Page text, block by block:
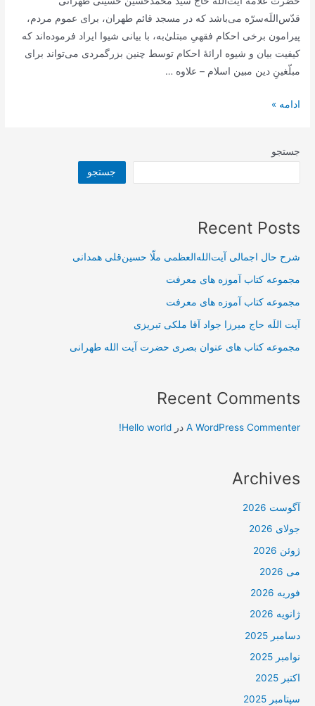
قدّس‌اللَه‌سرّه می‌باشد که در مسجد قائم طهران، برای عموم مردم،
پیرامون برخی احکام فقهیِ مبتلیٰ‌به، با بیانی شیوا ایراد فرموده‌اند که
کیفیت بیان و شیوه ارائۀ احکام توسط چنین بزرگمردی می‌تواند برای
مبلّغینِ دین مبین اسلام – علاوه …
پیش‌نویس
فقهی
احکام
و
ضمان
و
دیات
ادامه »
جستجو
جستجو
Recent Posts
شرح حال اجمالی آیت‌الله‌العظمی ملّا حسین‌قلی همدانی
مجموعه کتاب آموزه های معرفت
مجموعه کتاب آموزه های معرفت
آیت اللَه حاج میرزا جواد آقا ملکی تبریزی
مجموعه کتاب های عنوان بصری حضرت آیت الله طهرانی
Recent Comments
A WordPress Commenter درHello world!
Archives
آگوست 2026
جولای 2026
ژوئن 2026
می 2026
فوریه 2026
ژانویه 2026
دسامبر 2025
نوامبر 2025
اکتبر 2025
سپتامبر 2025